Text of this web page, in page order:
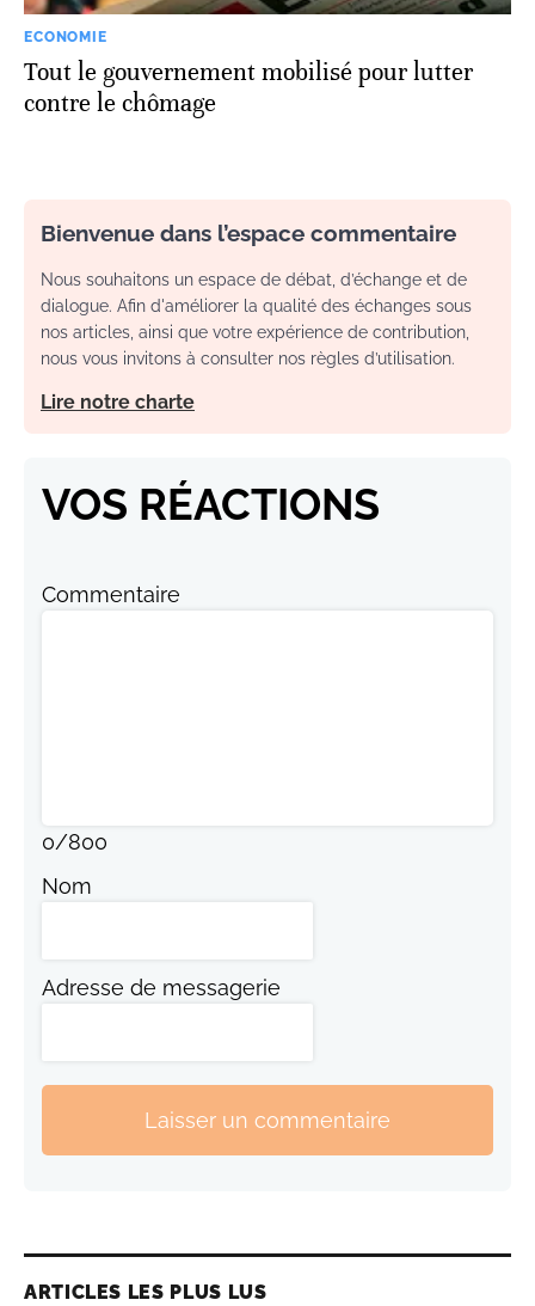
ECONOMIE
Tout le gouvernement mobilisé pour lutter
contre le chômage
Bienvenue dans l’espace commentaire
Nous souhaitons un espace de débat, d’échange et de
dialogue. Afin d'améliorer la qualité des échanges sous
nos articles, ainsi que votre expérience de contribution,
nous vous invitons à consulter nos règles d’utilisation.
Lire notre charte
VOS RÉACTIONS
Commentaire
0/800
Nom
Adresse de messagerie
Laisser un commentaire
ARTICLES LES PLUS LUS